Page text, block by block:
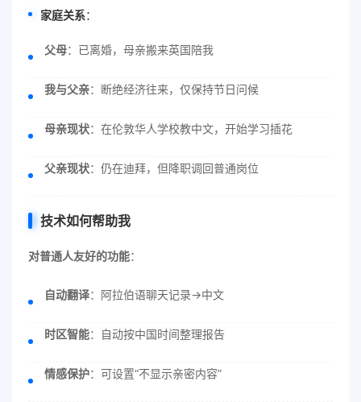
家庭关系：
父母：已离婚，母亲搬来英国陪我
我与父亲：断绝经济往来，仅保持节日问候
母亲现状：在伦敦华人学校教中文，开始学习插花
父亲现状：仍在迪拜，但降职调回普通岗位
技术如何帮助我
对普通人友好的功能：
自动翻译：阿拉伯语聊天记录→中文
时区智能：自动按中国时间整理报告
情感保护：可设置“不显示亲密内容”